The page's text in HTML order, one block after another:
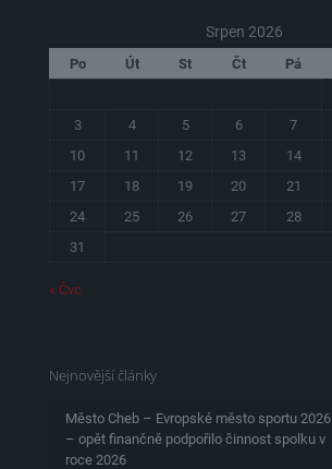
Srpen 2026
Po Út St Čt Pá
3
4 5 6 7
10
11 12 13 14
17
18 19 20 21
24
25 26 27 28
31
« Čvc
Nejnovější články
Město Cheb – Evropské město sportu 2026
– opět finančně podpořilo činnost spolku v
roce 2026